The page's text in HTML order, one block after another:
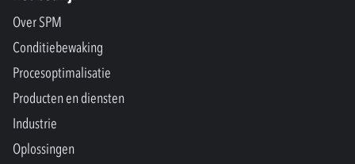
Over SPM
Conditiebewaking
Procesoptimalisatie
Producten en diensten
Industrie
Oplossingen